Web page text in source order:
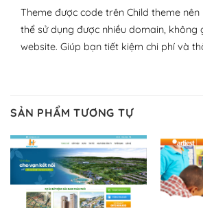
– Dễ sử dụng
Và bạn có toàn quyền tự do khi quyết
trang web WordPress của bạn.
Dễ dàng lựa chọn Hosting cho website
– Bảo mật cực tốt
Theme được code trên Child theme
thể sử dụng được nhiều domain, không
website. Giúp bạn tiết kiệm chi phí và
SẢN PHẨM TƯƠNG TỰ